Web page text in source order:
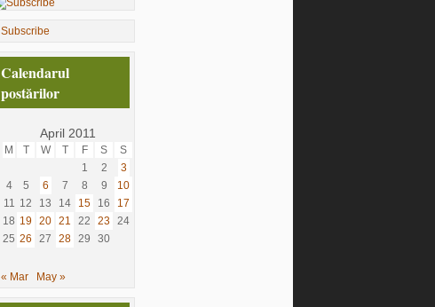
Subscribe
Calendarul
postărilor
April 2011
M T W T F S
S
1
2
3
4
5 6 7 8 9
10
11 12 13 14 15 16
17
18 19 20 21 22 23 24
25 26 27 28 29 30
« Mar May »